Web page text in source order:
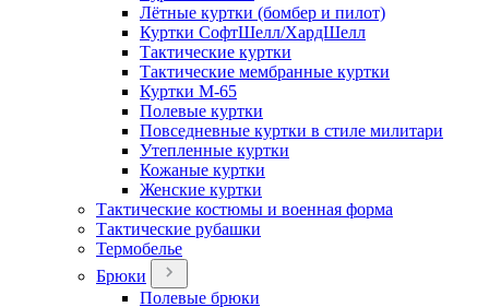
Лётные куртки (бомбер и пилот)
Куртки СофтШелл/ХардШелл
Тактические куртки
Тактические мембранные куртки
Куртки М-65
Полевые куртки
Повседневные куртки в стиле милитари
Утепленные куртки
Кожаные куртки
Женские куртки
Тактические костюмы и военная форма
Тактические рубашки
Термобелье
Брюки
Полевые брюки